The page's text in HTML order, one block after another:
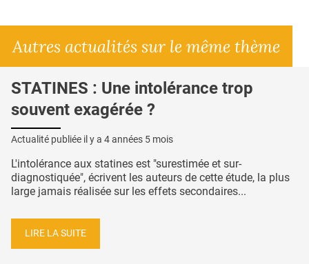
Autres actualités sur le même thème
STATINES : Une intolérance trop
souvent exagérée ?
Actualité publiée il y a 4 années 5 mois
L'intolérance aux statines est "surestimée et sur-
diagnostiquée", écrivent les auteurs de cette étude, la plus
large jamais réalisée sur les effets secondaires...
LIRE LA SUITE